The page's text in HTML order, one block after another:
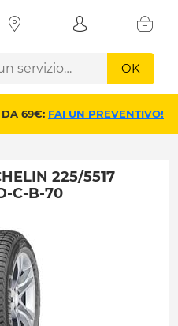
OK
DA 69€: FAI UN PREVENTIVO!
225/5517
C-B-70